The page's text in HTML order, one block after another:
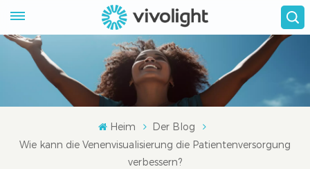
Heim
Der Blog
Wie kann die Venenvisualisierung die Patientenversorgung
verbessern?